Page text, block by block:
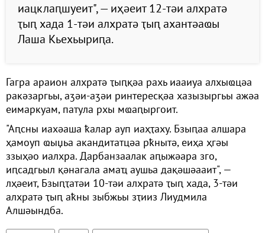
иацклаԥшуеит", — иҳәеит 12-тәи алхратә
ҭыԥ хада 1-тәи алхратә ҭыԥ ахантәаҩы
Лаша Кьехьыриԥа.
Гагра араион алхратә ҭыԥқәа рахь иааиуа алхыҩцәа
ракәзаргьы, аӡәи-аӡәи ринтересқәа хазызыргьы ажәа
еимаркуам, патула рхы мҩаԥыргоит.
"Аԥсны иахәаша ҟалар ауп иаҳҭаху. Бзыԥаа алшара
ҳамоуп ҩыџьа акандитатцәа рҟнытә, еиҳа ҳгәы
ззыҳәо иалхра. Дарбанзаалак аԥыжәара зго,
иԥсадгьыл қәнагала амаҵ аушьа дақәшәааит", —
лҳәеит, Бзыԥҭатәи 10-тәи алхратә ҭыԥ хада, 3-тәи
алхратә ҭыԥ аҟны зыбжьы зҭииз Лиудмила
Алшәындба.